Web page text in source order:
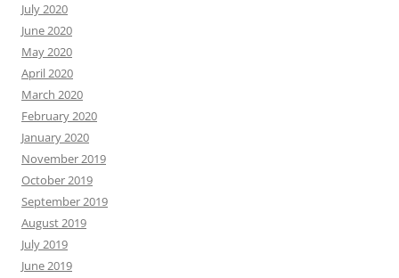
July 2020
June 2020
May 2020
April 2020
March 2020
February 2020
January 2020
November 2019
October 2019
September 2019
August 2019
July 2019
June 2019